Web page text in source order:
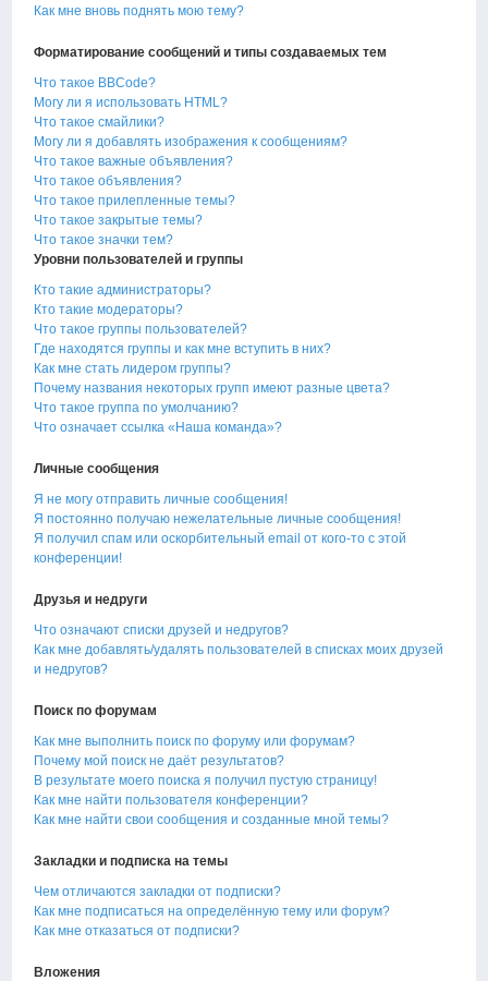
Как мне вновь поднять мою тему?
Форматирование сообщений и типы создаваемых тем
Что такое BBCode?
Могу ли я использовать HTML?
Что такое смайлики?
Могу ли я добавлять изображения к сообщениям?
Что такое важные объявления?
Что такое объявления?
Что такое прилепленные темы?
Что такое закрытые темы?
Что такое значки тем?
Уровни пользователей и группы
Кто такие администраторы?
Кто такие модераторы?
Что такое группы пользователей?
Где находятся группы и как мне вступить в них?
Как мне стать лидером группы?
Почему названия некоторых групп имеют разные цвета?
Что такое группа по умолчанию?
Что означает ссылка «Наша команда»?
Личные сообщения
Я не могу отправить личные сообщения!
Я постоянно получаю нежелательные личные сообщения!
Я получил спам или оскорбительный email от кого-то с этой
конференции!
Друзья и недруги
Что означают списки друзей и недругов?
Как мне добавлять/удалять пользователей в списках моих друзей
и недругов?
Поиск по форумам
Как мне выполнить поиск по форуму или форумам?
Почему мой поиск не даёт результатов?
В результате моего поиска я получил пустую страницу!
Как мне найти пользователя конференции?
Как мне найти свои сообщения и созданные мной темы?
Закладки и подписка на темы
Чем отличаются закладки от подписки?
Как мне подписаться на определённую тему или форум?
Как мне отказаться от подписки?
Вложения